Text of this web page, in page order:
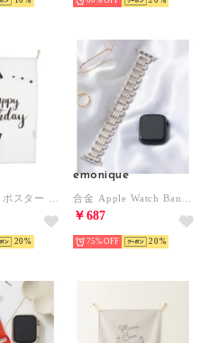
20
emonique
￥687
75% 20